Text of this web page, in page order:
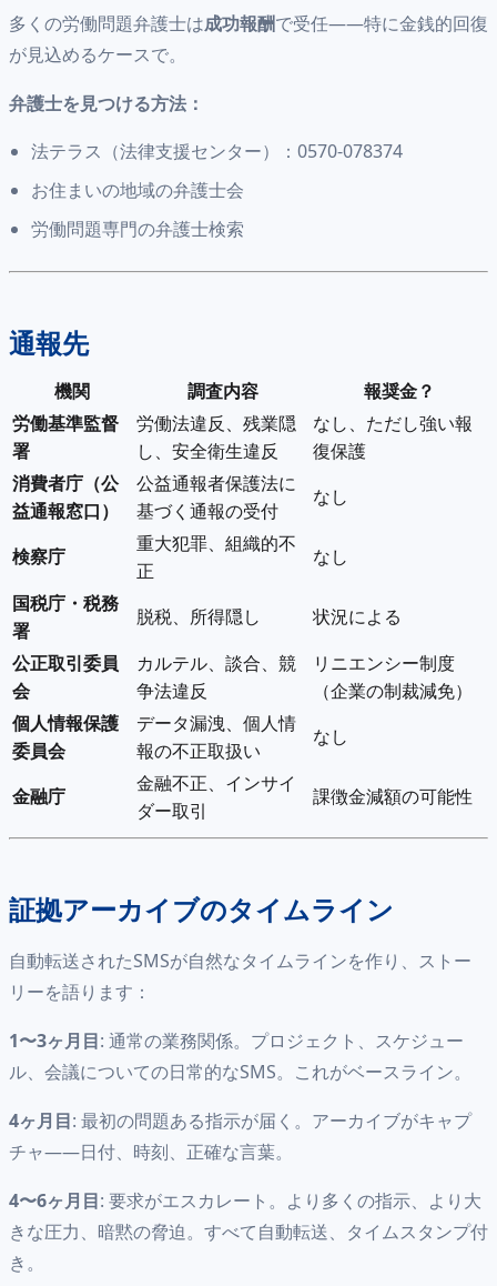
多くの労働問題弁護士は成功報酬で受任——特に金銭的回復
が見込めるケースで。
弁護士を見つける方法：
法テラス（法律支援センター）：0570-078374
お住まいの地域の弁護士会
労働問題専門の弁護士検索
通報先
機関 調査内容
報奨金？
労働基準監督
署
労働法違反、残業隠
し、安全衛生違反
なし、ただし強い報
復保護
消費者庁（公
益通報窓口）
公益通報者保護法に
基づく通報の受付
なし
検察庁
重大犯罪、組織的不
正
なし
国税庁・税務
署
脱税、所得隠し
状況による
公正取引委員
会
カルテル、談合、競
争法違反
リニエンシー制度
（企業の制裁減免）
個人情報保護
委員会
データ漏洩、個人情
報の不正取扱い
なし
金融庁
金融不正、インサイ
ダー取引
課徴金減額の可能性
証拠アーカイブのタイムライン
自動転送されたSMSが自然なタイムラインを作り、ストー
リーを語ります：
1〜3ヶ月目: 通常の業務関係。プロジェクト、スケジュー
ル、会議についての日常的なSMS。これがベースライン。
4ヶ月目: 最初の問題ある指示が届く。アーカイブがキャプ
チャ——日付、時刻、正確な言葉。
4〜6ヶ月目: 要求がエスカレート。より多くの指示、より大
きな圧力、暗黙の脅迫。すべて自動転送、タイムスタンプ付
き。